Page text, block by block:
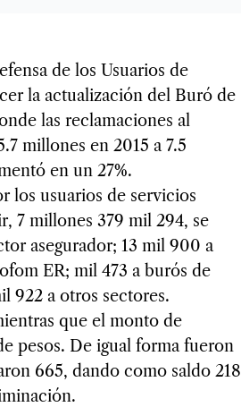
de los Usuarios de
la actualización del Buró de
las reclamaciones al
millones en 2015 a 7.5
en un 27%.
los usuarios de servicios
7 millones 379 mil 294, se
asegurador; 13 mil 900 a
ER; mil 473 a burós de
922 a otros sectores.
que el monto de
pesos. De igual forma fueron
665, dando como saldo 218